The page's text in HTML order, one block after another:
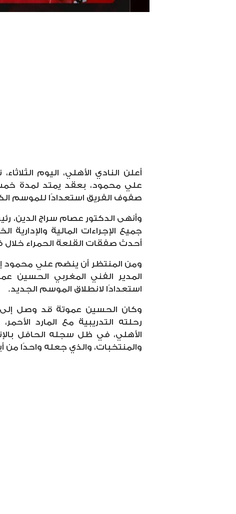
أعلن النادي الأهلي، اليوم
علي محمود، بعقد يمتد لمدة
صفوف الفريق استعدادًا للموسم
وأنهى الدكتور عصام سراج الدين،
جميع الإجراءات المالية والإدارية
أحدث صفقات القلعة الحمراء خلال
ومن المنتظر أن ينضم علي محمود
المدير الفني المغربي الحسين
استعدادًا لانطلاق الموسم الجديد.
وكان الحسين عموتة قد وصل إلى
رحلته التدريبية مع المارد
الأهلي، في ظل سجله الحافل
والمنتخبات، والذي جعله واحدًا من